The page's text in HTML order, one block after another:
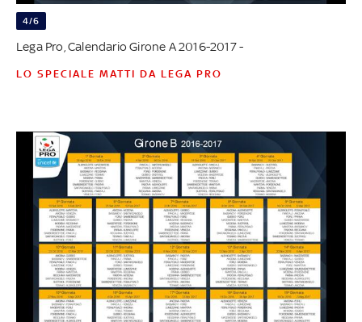
4/6
Lega Pro, Calendario Girone A 2016-2017 -
LO SPECIALE MATTI DA LEGA PRO